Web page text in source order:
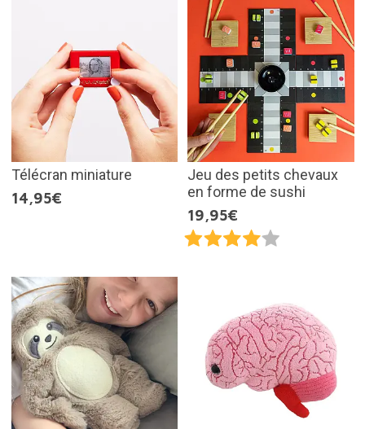
Télécran miniature
14,95€
Jeu des petits chevaux
en forme de sushi
19,95€